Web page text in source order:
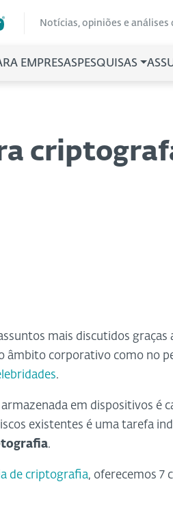
Notícias, opiniões e análises
EMPRESASPESQUISAS
mais discutidos graças
âmbito corporativo como no
.
em dispositivos é
existentes é uma tarefa
.
de criptografia, oferecemos 7